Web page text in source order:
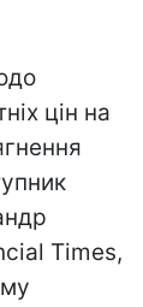
цін на
Times,